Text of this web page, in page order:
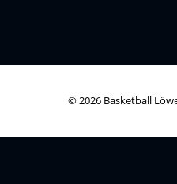
© 2026 Basketball